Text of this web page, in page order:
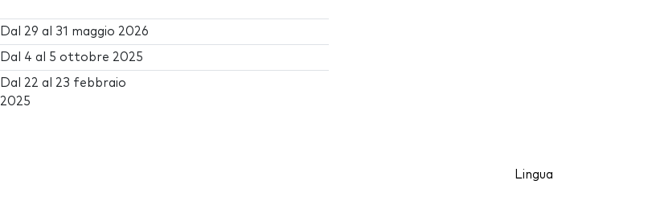
Dal 29 al 31 maggio 2026
Dal 4 al 5 ottobre 2025
Dal 22 al 23 febbraio
2025
Lingua